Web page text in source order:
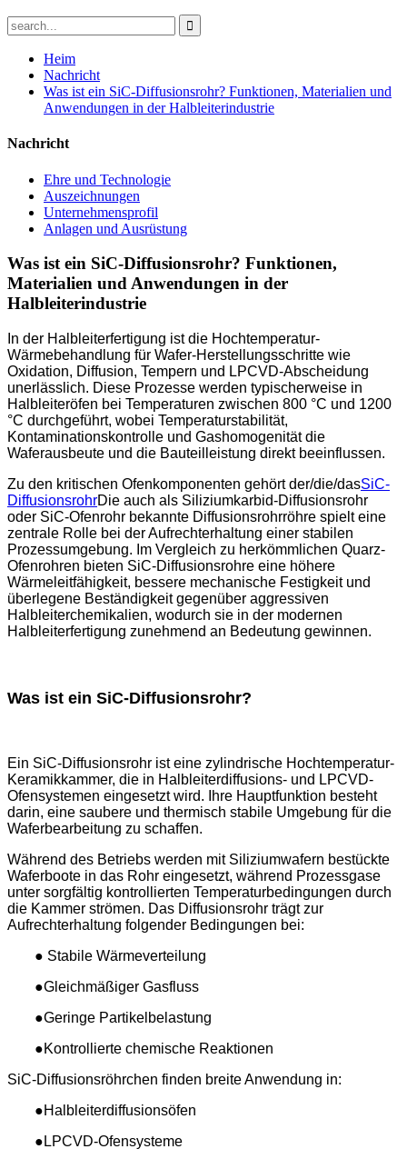
Heim
Nachricht
Was ist ein SiC-Diffusionsrohr? Funktionen, Materialien und
Anwendungen in der Halbleiterindustrie
Nachricht
Ehre und Technologie
Auszeichnungen
Unternehmensprofil
Anlagen und Ausrüstung
Was ist ein SiC-Diffusionsrohr? Funktionen,
Materialien und Anwendungen in der
Halbleiterindustrie
In der Halbleiterfertigung ist die Hochtemperatur-
Wärmebehandlung für Wafer-Herstellungsschritte wie
Oxidation, Diffusion, Tempern und LPCVD-Abscheidung
unerlässlich. Diese Prozesse werden typischerweise in
Halbleiteröfen bei Temperaturen zwischen 800 °C und 1200
°C durchgeführt, wobei Temperaturstabilität,
Kontaminationskontrolle und Gashomogenität die
Waferausbeute und die Bauteilleistung direkt beeinflussen.
Zu den kritischen Ofenkomponenten gehört der/die/dasSiC-
DiffusionsrohrDie auch als Siliziumkarbid-Diffusionsrohr
oder SiC-Ofenrohr bekannte Diffusionsrohrröhre spielt eine
zentrale Rolle bei der Aufrechterhaltung einer stabilen
Prozessumgebung. Im Vergleich zu herkömmlichen Quarz-
Ofenrohren bieten SiC-Diffusionsrohre eine höhere
Wärmeleitfähigkeit, bessere mechanische Festigkeit und
überlegene Beständigkeit gegenüber aggressiven
Halbleiterchemikalien, wodurch sie in der modernen
Halbleiterfertigung zunehmend an Bedeutung gewinnen.
Was ist ein SiC-Diffusionsrohr?
Ein SiC-Diffusionsrohr ist eine zylindrische Hochtemperatur-
Keramikkammer, die in Halbleiterdiffusions- und LPCVD-
Ofensystemen eingesetzt wird. Ihre Hauptfunktion besteht
darin, eine saubere und thermisch stabile Umgebung für die
Waferbearbeitung zu schaffen.
Während des Betriebs werden mit Siliziumwafern bestückte
Waferboote in das Rohr eingesetzt, während Prozessgase
unter sorgfältig kontrollierten Temperaturbedingungen durch
die Kammer strömen. Das Diffusionsrohr trägt zur
Aufrechterhaltung folgender Bedingungen bei:
● Stabile Wärmeverteilung
●Gleichmäßiger Gasfluss
●Geringe Partikelbelastung
●Kontrollierte chemische Reaktionen
SiC-Diffusionsröhrchen finden breite Anwendung in:
●Halbleiterdiffusionsöfen
●LPCVD-Ofensysteme